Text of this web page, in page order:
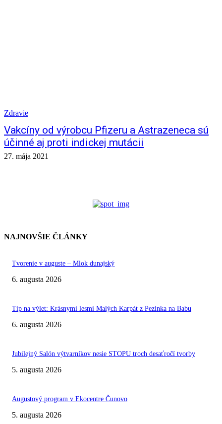
Zdravie
Vakcíny od výrobcu Pfizeru a Astrazeneca sú
účinné aj proti indickej mutácii
27. mája 2021
NAJNOVŠIE ČLÁNKY
Tvorenie v auguste – Mlok dunajský
6. augusta 2026
Tip na výlet: Krásnymi lesmi Malých Karpát z Pezinka na Babu
6. augusta 2026
Jubilejný Salón výtvarníkov nesie STOPU troch desaťročí tvorby
5. augusta 2026
Augustový program v Ekocentre Čunovo
5. augusta 2026